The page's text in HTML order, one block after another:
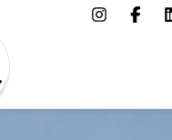
Menü
Kampagnen & Themen
Tiere